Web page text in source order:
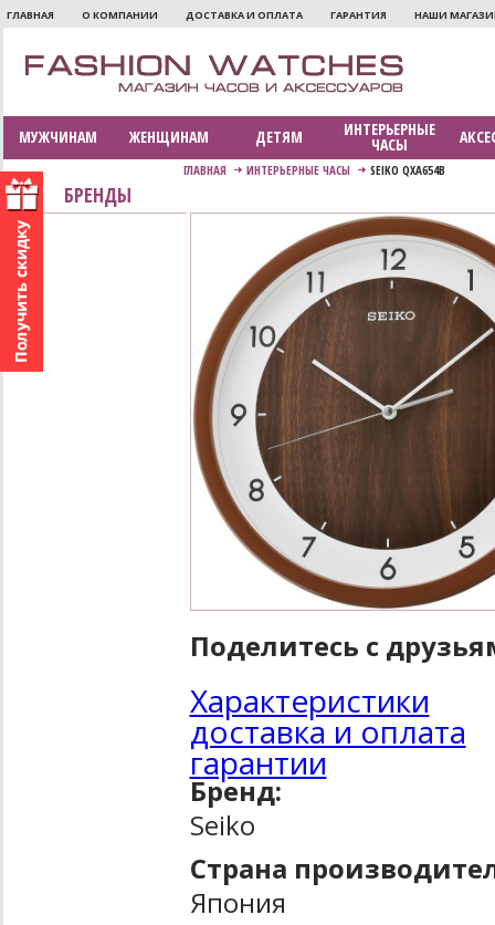
ГЛАВНАЯ О КОМПАНИИ ДОСТАВКА И ОПЛАТА ГАРАНТИЯ НАШИ
МУЖЧИНАМ ЖЕНЩИНАМ ДЕТЯМ ИНТЕРЬЕРНЫЕ
ЧАСЫ
ГЛАВНАЯ ИНТЕРЬЕРНЫЕ ЧАСЫ SEIKO QXA654B
БРЕНДЫ
Seiko
Поделитесь с
Характеристики
доставка и оплата
гарантии
Бренд:
Seiko
Страна
Япония